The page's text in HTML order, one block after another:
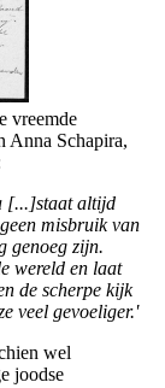
vreemde
Anna Schapira,
[...]staat altijd
misbruik van
genoeg zijn.
wereld en laat
de scherpe kijk
veel gevoeliger.'
wel
joodse